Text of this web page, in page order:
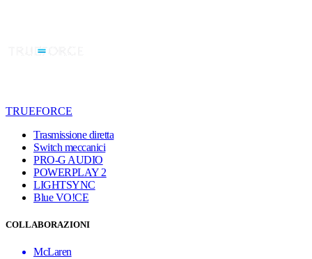
TRUEFORCE
Trasmissione diretta
Switch meccanici
PRO-G AUDIO
POWERPLAY 2
LIGHTSYNC
Blue VO!CE
COLLABORAZIONI
McLaren